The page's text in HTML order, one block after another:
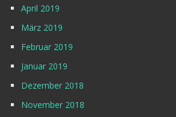
April 2019
März 2019
Februar 2019
Januar 2019
Dezember 2018
November 2018